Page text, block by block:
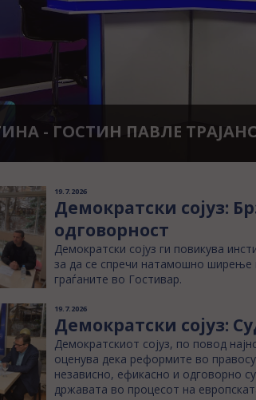
- ГОСТИН ПАВЛЕ
19.7.2026
Демократски сојуз:
одговорност
Демократски сојуз ги повикува
за да се спречи натамошно ширење
граѓаните во Гостивар.
19.7.2026
Демократски сојуз:
Демократскиот сојуз, по повод
оценува дека реформите во
независно, ефикасно и одговорно
државата во процесот на